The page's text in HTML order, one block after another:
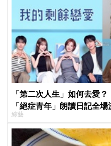
「第二次人生」如何去愛
「絕症青年」朗讀日記全
識」！
綜藝